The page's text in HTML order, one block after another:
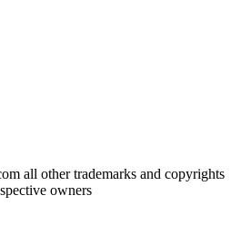
all other trademarks and copyrights
owners